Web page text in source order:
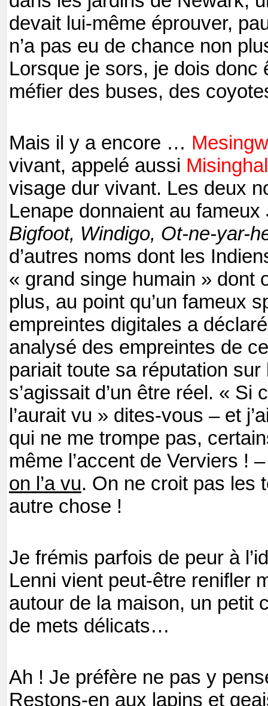
devait lui-même éprouver,
n’a pas eu de chance non
Lorsque je sors, je dois donc
méfier des buses, des
Mais il y a encore …
vivant, appelé aussi
visage dur vivant. Les deux
Lenape donnaient au fameux
Bigfoot, Windigo, Ot-ne-yar-
d’autres noms dont les
« grand singe humain » dont
plus, au point qu’un fameux
empreintes digitales a
analysé des empreintes de
pariait toute sa réputation sur
s’agissait d’un être réel. « Si
l’aurait vu » dites-vous – et
qui ne me trompe pas,
même l’accent de Verviers !
on l’a vu. On ne croit pas les
autre chose !
Je frémis parfois de peur à
Lenni vient peut-être renifler
autour de la maison, un petit
de mets délicats…
Ah ! Je préfère ne pas y
Restons-en aux lapins et